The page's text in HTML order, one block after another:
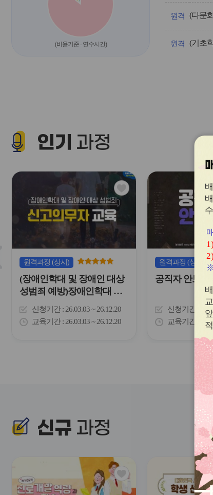
(비율기준 - 연수시간)
차
획
간
니
다.
원격 (다문
원격 (기초
인기 과정
관
심
아
이
콘
원격과정 (상시)
(장애인학대 및 장애인 대상
성범죄 예방)장애인학대 신
고의무자 교육
신청기간 26.03.03 ~ 26.12.20
교육기간 26.03.03 ~ 26.12.20
원격과정 (상시)
공직자 안보교
신청기간
교육기간
신규 과정
관
심
1)
2)